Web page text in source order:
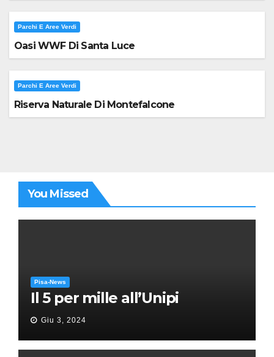
Parchi E Aree Verdi
Oasi WWF Di Santa Luce
Parchi E Aree Verdi
Riserva Naturale Di Montefalcone
You Missed
Pisa-News
Il 5 per mille all’Unipi
Giu 3, 2024